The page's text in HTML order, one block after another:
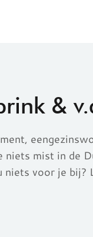
&
niets mist in de
niets voor je bij?